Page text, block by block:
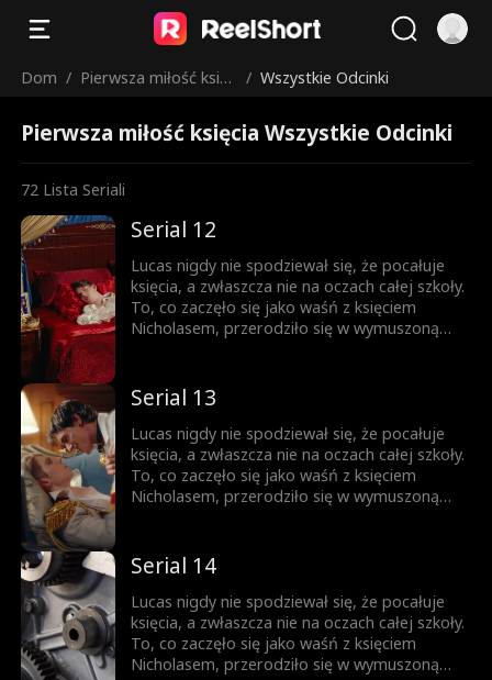
Dom / Pierwsza miłość księc
/ Wszystkie Odcinki
Pierwsza miłość księcia Wszystkie Odcinki
72 Lista Seriali
Serial 12
Lucas nigdy nie spodziewał się, że pocałuje
księcia, a zwłaszcza nie na oczach całej szkoły.
To, co zaczęło się jako waśń z księciem
Nicholasem, przerodziło się w wymuszoną
spojrzenie, każde dotknięcie dłoni zbliża ich
do siebie. Ale Nicholas jest rozdarty między
królewskim obowiązkiem a rosnącym
uczuciem do chłopca, którego kiedyś nazywał
wrogiem. Obaj boją się wyznać prawdę... Aż
do momentu, gdy nie da się jej już dłużej
Serial 13
Lucas nigdy nie spodziewał się, że pocałuje
księcia, a zwłaszcza nie na oczach całej szkoły.
To, co zaczęło się jako waśń z księciem
Nicholasem, przerodziło się w wymuszoną
spojrzenie, każde dotknięcie dłoni zbliża ich
do siebie. Ale Nicholas jest rozdarty między
królewskim obowiązkiem a rosnącym
uczuciem do chłopca, którego kiedyś nazywał
wrogiem. Obaj boją się wyznać prawdę... Aż
do momentu, gdy nie da się jej już dłużej
Serial 14
Lucas nigdy nie spodziewał się, że pocałuje
księcia, a zwłaszcza nie na oczach całej szkoły.
To, co zaczęło się jako waśń z księciem
Nicholasem, przerodziło się w wymuszoną